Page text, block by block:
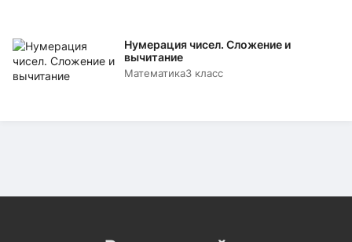
Нумерация чисел. Сложение и
вычитание
Математика3 класс